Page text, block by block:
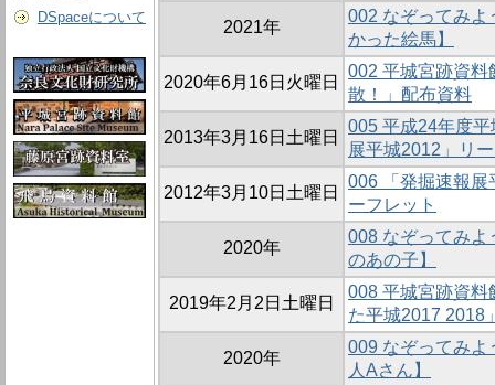
DSpaceについて
2021年
002 なぞってみよ
かった絵馬】
2020年6月16日火曜日
002 平城宮跡資料
散！」配布資料
2013年3月16日土曜日
005 平成24年度
展平城2012」リ
2012年3月10日土曜日
006 「発掘速報展
ーフレット
2020年
008 なぞってみよ
のあの子】
2019年2月2日土曜日
008 平城宮跡資料
た平城2017 2018
2020年
009 なぞってみよ
人Aさん】